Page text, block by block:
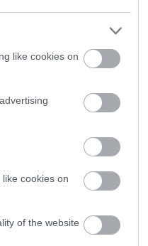
like cookies on
cookies on
of the website
8 3 1 42-15
7 2 3 24-20
26-16
6 0 6 37-22
5 2 5 22-22